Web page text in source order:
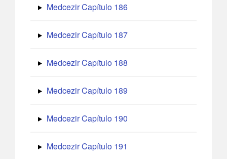
Medcezir Capítulo 186
Medcezir Capítulo 187
Medcezir Capítulo 188
Medcezir Capítulo 189
Medcezir Capítulo 190
Medcezir Capítulo 191